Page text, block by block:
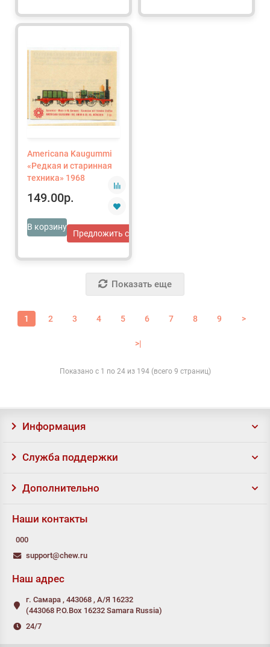
Americana Kaugummi
«Редкая и старинная
техника» 1968
149.00р.
В корзину
Предложить свою цену
Показать еще
1 2 3 4 5 6 7 8 9 >
>|
Показано с 1 по 24 из 194 (всего 9 страниц)
Информация
Служба поддержки
Дополнительно
Наши контакты
000
support@chew.ru
Наш адрес
г. Самара , 443068 , А/Я 16232
(443068 P.O.Box 16232 Samara Russia)
24/7